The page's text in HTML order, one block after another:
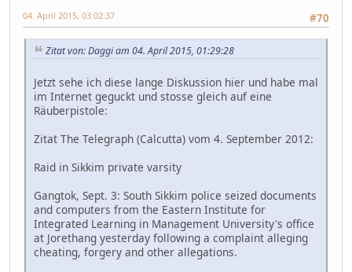
#70
04. April 2015, 03:02:37
Zitat von: Daggi am 04. April 2015, 01:29:28
Jetzt sehe ich diese lange Diskussion hier und habe mal
im Internet geguckt und stosse gleich auf eine
Räuberpistole:
Zitat The Telegraph (Calcutta) vom 4. September 2012:
Raid in Sikkim private varsity
Gangtok, Sept. 3: South Sikkim police seized documents
and computers from the Eastern Institute for
Integrated Learning in Management University's office
at Jorethang yesterday following a complaint alleging
cheating, forgery and other allegations.